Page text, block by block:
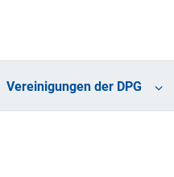
Vereinigungen der DPG